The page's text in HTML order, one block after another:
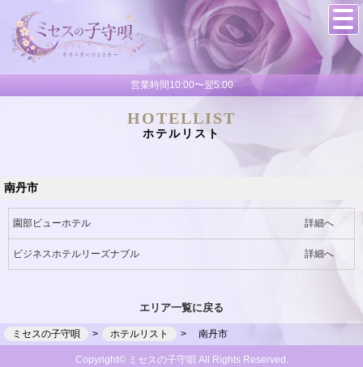
営業時間10:00〜翌5:00
HOTELLIST
ホテルリスト
南丹市
園部ビューホテル 詳細へ
ビジネスホテルリーズナブル 詳細へ
エリア一覧に戻る
ミセスの子守唄 ホテルリスト 南丹市
Copyright© ミセスの子守唄 All Rights Reserved.